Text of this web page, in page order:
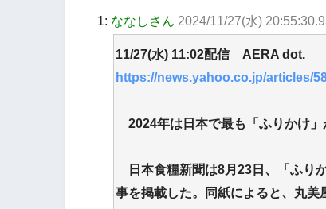
1: ななしさん 2024/11/27(水)
11/27(水) 11:02配信 AERA dot.
https://news.yahoo.co.jp/articles/
2024年は日本で最も「ふりかけ」
日本食糧新聞は8月23日、「ふり
事を掲載した。同紙によると、丸